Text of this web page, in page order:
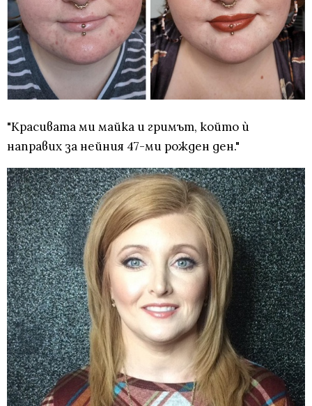
"Красивата ми майка и гримът, който ѝ
направих за нейния 47-ми рожден ден."